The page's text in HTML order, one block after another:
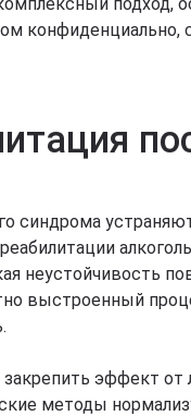
конфиденциально,
синдрома
неустойчивость
выстроенный
эффект от
методы